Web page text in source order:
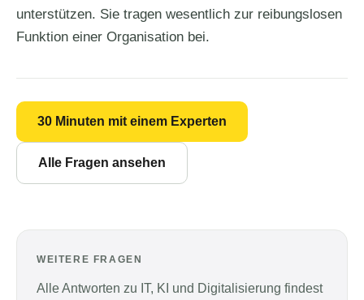
unterstützen. Sie tragen wesentlich zur reibungslosen
Funktion einer Organisation bei.
30 Minuten mit einem Experten
Alle Fragen ansehen
WEITERE FRAGEN
Alle Antworten zu IT, KI und Digitalisierung findest